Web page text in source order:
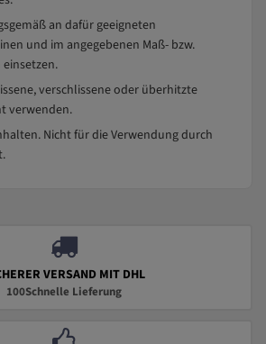
an dafür geeigneten
und im angegebenen Maß- bzw.
verschlissene oder überhitzte
verwenden.
Nicht für die Verwendung durch
VERSAND MIT DHL
100Schnelle Lieferung